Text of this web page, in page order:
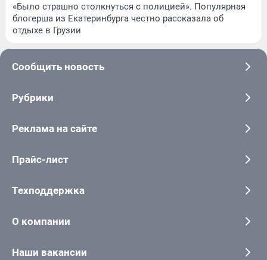
«Было страшно столкнуться с полицией». Популярная
блогерша из Екатеринбурга честно рассказала об
отдыхе в Грузии
Сообщить новость
Рубрики
Реклама на сайте
Прайс-лист
Техподдержка
О компании
Наши вакансии